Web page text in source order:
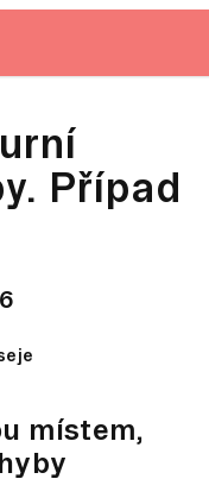
Případ
místem,